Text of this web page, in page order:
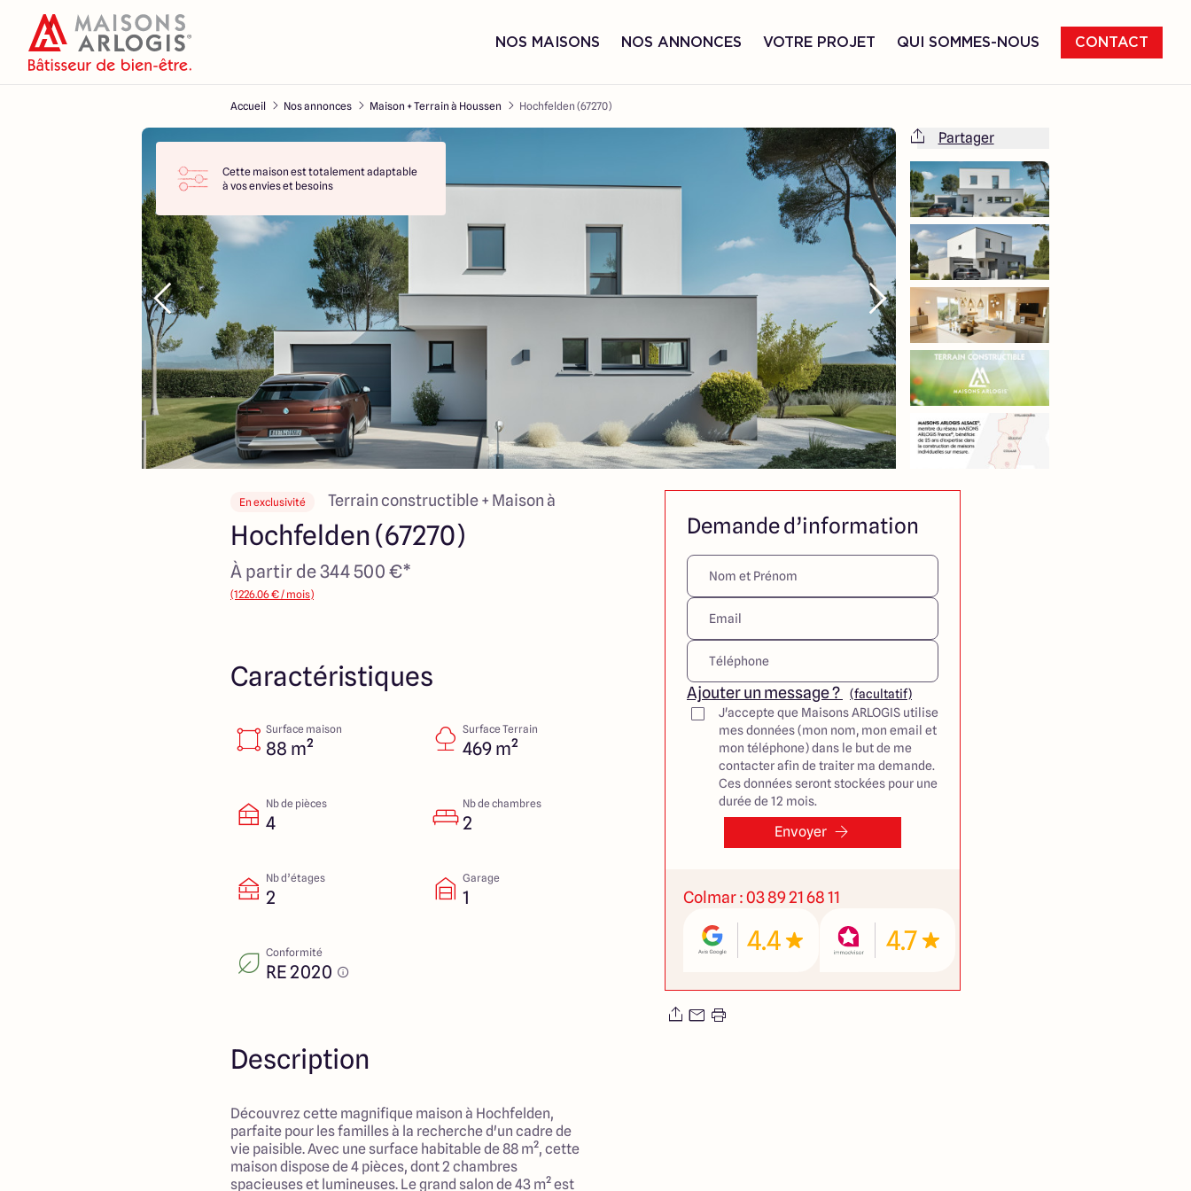
NOS MAISONS NOS ANNONCES VOTRE PROJET QUI SOMMES-NOUS CONTACT
Accueil Nos annonces Maison + Terrain à Houssen Hochfelden (67270)
Cette maison est totalement adaptable
à vos envies et besoins
Cette maison est totalement adaptable
à vos envies et besoins
Partager
En exclusivité Terrain constructible + Maison à
Hochfelden (67270)
À partir de 344 500 €*
(1226.06 € / mois)
Caractéristiques
Surface maison
88 m²
Surface Terrain
469 m²
Nb de pièces
4
Nb de chambres
2
Nb d’étages
2
Garage
1
Conformité
RE 2020
Description
Découvrez cette magnifique maison à Hochfelden,
parfaite pour les familles à la recherche d'un cadre de
vie paisible. Avec une surface habitable de 88 m², cette
maison dispose de 4 pièces, dont 2 chambres
spacieuses et lumineuses. Le grand salon de 43 m² est
Demande d’information
Ajouter un message ?
(facultatif)
J'accepte que Maisons ARLOGIS utilise
mes données (mon nom, mon email et
mon téléphone) dans le but de me
contacter afin de traiter ma demande.
Ces données seront stockées pour une
durée de 12 mois.
Envoyer
Colmar : 03 89 21 68 11
4.4 4.7